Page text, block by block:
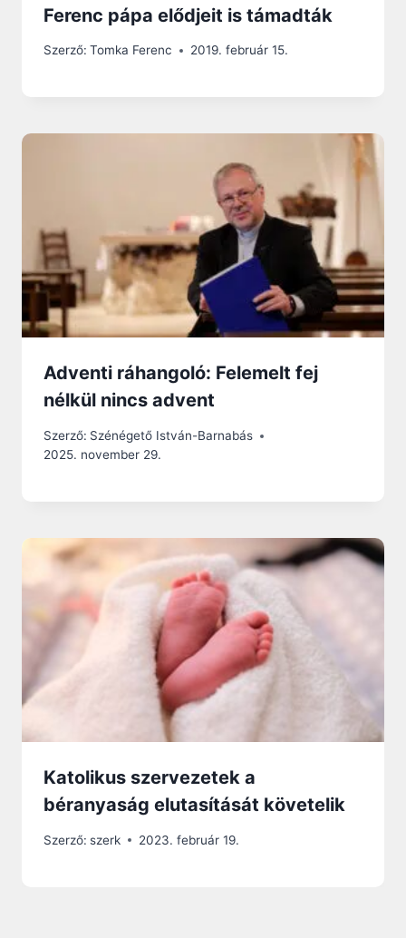
Ferenc pápa elődjeit is támadták
Szerző: Tomka Ferenc 2019. február 15.
Adventi ráhangoló: Felemelt fej
nélkül nincs advent
Szerző: Szénégető István-Barnabás
2025. november 29.
Katolikus szervezetek a
béranyaság elutasítását követelik
Szerző: szerk 2023. február 19.